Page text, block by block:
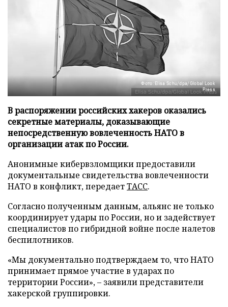
Фото: Elisa Schu/dpa/Global Look
Press
В распоряжении российских хакеров оказались
секретные материалы, доказывающие
непосредственную вовлеченность НАТО в
организации атак по России.
Анонимные кибервзломщики предоставили
документальные свидетельства вовлеченности
НАТО в конфликт, передаетТАСС.
Согласно полученным данным, альянс не только
координирует удары по России, но и задействует
специалистов по гибридной войне после налетов
беспилотников.
«Мы документально подтверждаем то, что НАТО
принимает прямое участие в ударах по
территории России», – заявили представители
хакерской группировки.